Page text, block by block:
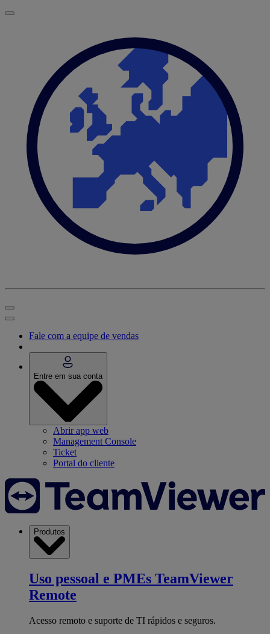
Fale com a equipe de vendas
Entre em sua conta
Abrir app web
Management Console
Ticket
Portal do cliente
Produtos
Uso pessoal e PMEs TeamViewer
Remote
Acesso remoto e suporte de TI rápidos e seguros.